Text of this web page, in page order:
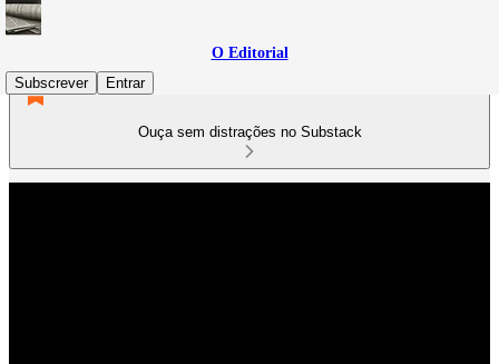
O Editorial
Subscrever
Entrar
Ouça sem distrações no Substack